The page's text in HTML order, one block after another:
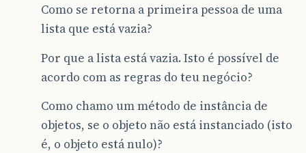
at java.awt.Component.dispatchEvent
awt EventQueue
at java.awt
at java.awt.EventDispatchThread .
EventDispatchThread
at java.awt. EventDispatchThread
Como se retorna a primeira pessoa de uma
lista que está vazia?
Por que a lista está vazia. Isto é possível de
acordo com as regras do teu negócio?
Como chamo um método de instância de
objetos, se o objeto não está instanciado (isto
é, o objeto está nulo)?